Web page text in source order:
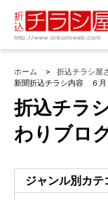
ホーム
折込チラシ屋
新聞折込チラシ内容 ６
折込チラ
わりブロ
ジャンル別カテ